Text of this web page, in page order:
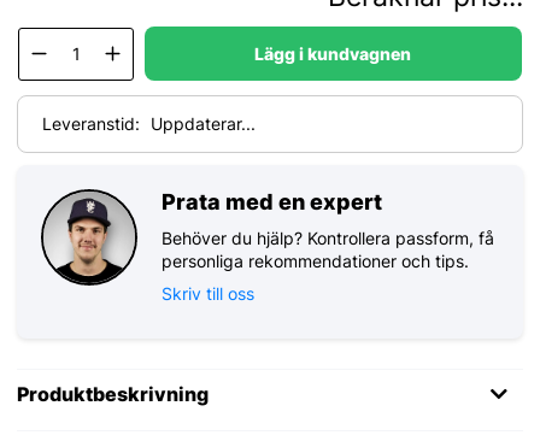
Lägg i kundvagnen
Leveranstid: Uppdaterar...
Prata med en expert
Behöver du hjälp? Kontrollera passform, få
personliga rekommendationer och tips.
Skriv till oss
Produktbeskrivning